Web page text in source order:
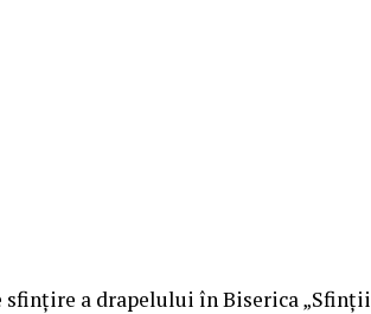
sfințire a drapelului în Biserica „Sfinții